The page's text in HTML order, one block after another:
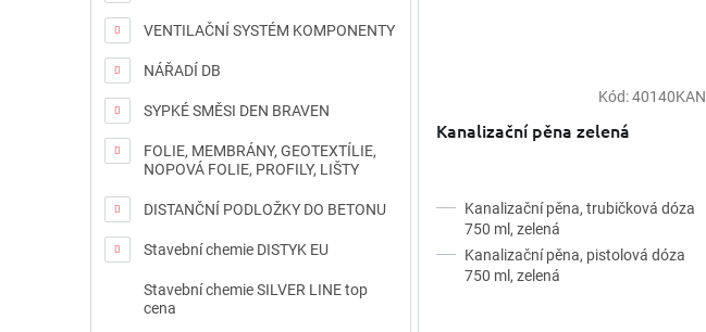
VENTILAČNÍ SYSTÉM KOMPONENTY
NÁŘADÍ DB
SYPKÉ SMĚSI DEN BRAVEN
FOLIE, MEMBRÁNY, GEOTEXTÍLIE,
NOPOVÁ FOLIE, PROFILY, LIŠTY
DISTANČNÍ PODLOŽKY DO BETONU
Stavební chemie DISTYK EU
Stavební chemie SILVER LINE top
cena
Kód:40140KAN
Kanalizační pěna zelená
Kanalizační pěna, trubičková dóza
750 ml, zelená
Kanalizační pěna, pistolová dóza
750 ml, zelená